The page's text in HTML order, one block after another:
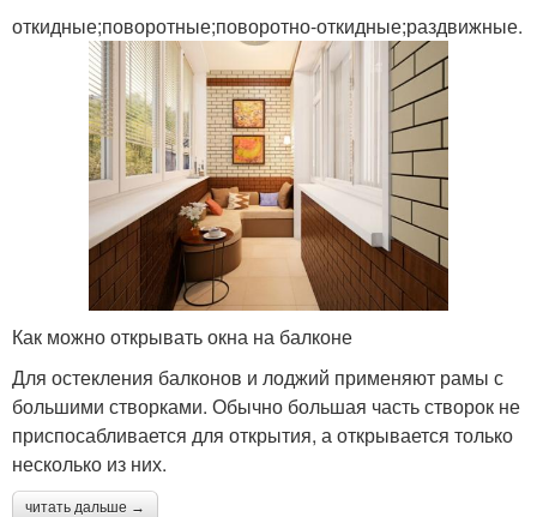
откидные;поворотные;поворотно-откидные;раздвижные.
Как можно открывать окна на балконе
Для остекления балконов и лоджий применяют рамы с
большими створками. Обычно большая часть створок не
приспосабливается для открытия, а открывается только
несколько из них.
читать дальше →